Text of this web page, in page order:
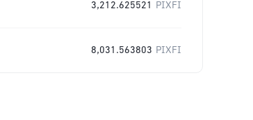
3,212.625521 PIXFI
8,031.563803 PIXFI